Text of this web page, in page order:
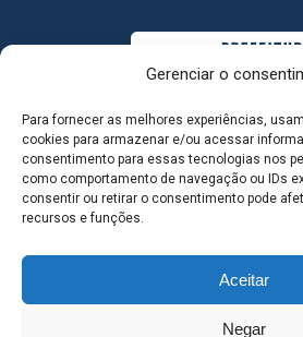
Gerenciar o
Para fornecer as melhores experiências,
cookies para armazenar e/ou acessar
consentimento para essas tecnologias nos
como comportamento de navegação ou IDs
consentir ou retirar o consentimento pode
recursos e funções.
Aceitar
Negar
MAPA DO SITE
SEDE DO ADMINISTRATIVO